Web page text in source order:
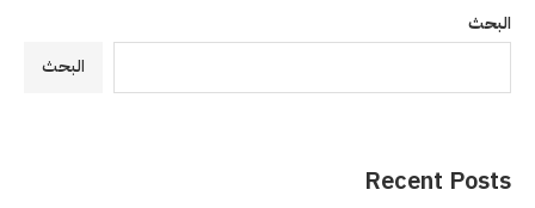
البحث
البحث
Recent Posts